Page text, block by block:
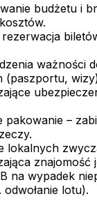
budżetu i
ważności
(paszportu,
pakowanie –
lokalnych
znajomość
na wypadek
lotu).